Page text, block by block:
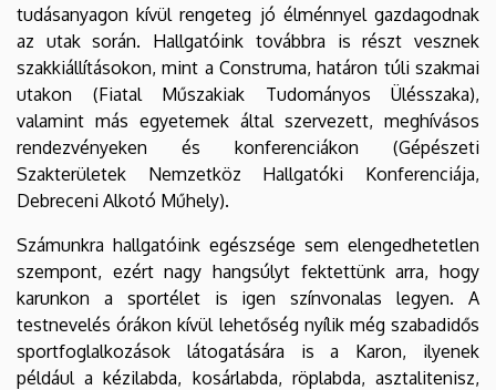
tudásanyagon kívül rengeteg jó élménnyel gazdagodnak
az utak során. Hallgatóink továbbra is részt vesznek
szakkiállításokon, mint a Construma, határon túli szakmai
utakon (Fiatal Műszakiak Tudományos Ülésszaka),
valamint más egyetemek által szervezett, meghívásos
rendezvényeken és konferenciákon (Gépészeti
Szakterületek Nemzetköz Hallgatóki Konferenciája,
Debreceni Alkotó Műhely).
Számunkra hallgatóink egészsége sem elengedhetetlen
szempont, ezért nagy hangsúlyt fektettünk arra, hogy
karunkon a sportélet is igen színvonalas legyen. A
testnevelés órákon kívül lehetőség nyílik még szabadidős
sportfoglalkozások látogatására is a Karon, ilyenek
például a kézilabda, kosárlabda, röplabda, asztalitenisz,